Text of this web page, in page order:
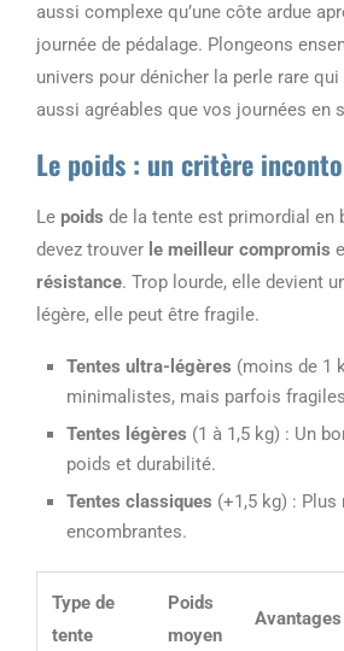
aussi complexe qu’une côte ardue
journée de pédalage. Plongeons
univers pour dénicher la perle rare
aussi agréables que vos journées en
Le poids : un critère
Le poids de la tente est primordial en
devez trouver le meilleur compromis
résistance. Trop lourde, elle devient
légère, elle peut être fragile.
Tentes ultra-légères (moins de 1
minimalistes, mais parfois
Tentes légères (1 à 1,5 kg) : Un
poids et durabilité.
Tentes classiques (+1,5 kg) :
encombrantes.
Type de
tente
Poids
moyen
Avantages